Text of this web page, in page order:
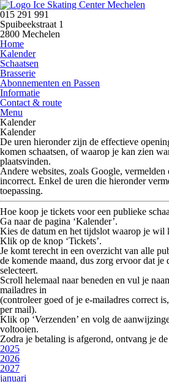
015 291 991
Spuibeekstraat 1
2800 Mechelen
Home
Kalender
Schaatsen
Brasserie
Abonnementen en Passen
Informatie
Contact & route
Menu
Kalender
Kalender
De uren hieronder zijn de effectieve
komen schaatsen, of waarop je kan zien
plaatsvinden.
Andere websites, zoals Google, vermelden
incorrect. Enkel de uren die hieronder
toepassing.
Hoe koop je tickets voor een publieke
Ga naar de pagina ‘Kalender’.
Kies de datum en het tijdslot waarop je wil
Klik op de knop ‘Tickets’.
Je komt terecht in een overzicht van alle
de komende maand, dus zorg ervoor dat je
selecteert.
Scroll helemaal naar beneden en vul je
mailadres in
(controleer goed of je e-mailadres correct
per mail).
Klik op ‘Verzenden’ en volg de
voltooien.
Zodra je betaling is afgerond, ontvang je
2025
2026
2027
januari